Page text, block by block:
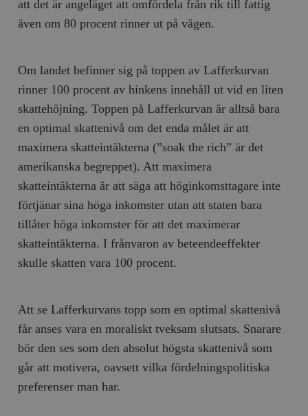
att det är angeläget att omfördela från rik till fattig
även om 80 procent rinner ut på vägen.
Om landet befinner sig på toppen av Lafferkurvan
rinner 100 procent av hinkens innehåll ut vid en liten
skattehöjning. Toppen på Lafferkurvan är alltså bara
en optimal skattenivå om det enda målet är att
maximera skatteintäkterna (”soak the rich” är det
amerikanska begreppet). Att maximera
skatteintäkterna är att säga att höginkomsttagare inte
förtjänar sina höga inkomster utan att staten bara
tillåter höga inkomster för att det maximerar
skatteintäkterna. I frånvaron av beteendeeffekter
skulle skatten vara 100 procent.
Att se Lafferkurvans topp som en optimal skattenivå
får anses vara en moraliskt tveksam slutsats. Snarare
bör den ses som den absolut högsta skattenivå som
går att motivera, oavsett vilka fördelningspolitiska
preferenser man har.